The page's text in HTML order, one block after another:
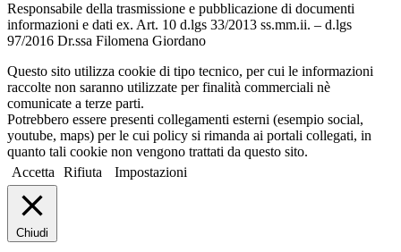
Responsabile della trasmissione e pubblicazione di documenti
informazioni e dati ex. Art. 10 d.lgs 33/2013 ss.mm.ii. – d.lgs
97/2016 Dr.ssa Filomena Giordano
Questo sito utilizza cookie di tipo tecnico, per cui le informazioni
raccolte non saranno utilizzate per finalità commerciali nè
comunicate a terze parti.
Potrebbero essere presenti collegamenti esterni (esempio social,
youtube, maps) per le cui policy si rimanda ai portali collegati, in
quanto tali cookie non vengono trattati da questo sito.
Accetta
Rifiuta Impostazioni
Chiudi